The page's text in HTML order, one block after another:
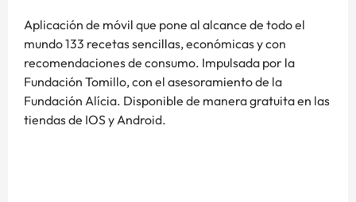
Aplicación de móvil que pone al alcance de todo el
mundo 133 recetas sencillas, económicas y con
recomendaciones de consumo. Impulsada por la
Fundación Tomillo, con el asesoramiento de la
Fundación Alícia. Disponible de manera gratuita en las
tiendas de IOS y Android.